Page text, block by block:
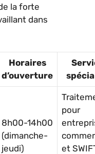
la forte
dans
Horaires
d’ouverture
8h00-14h00
(dimanche-
jeudi)
pour
et